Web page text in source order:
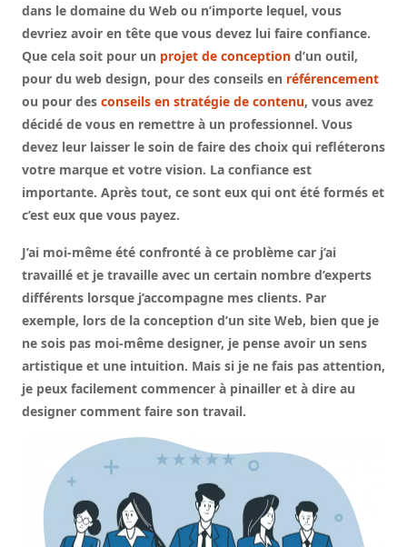
dans le domaine du Web ou n’importe lequel, vous
devriez avoir en tête que vous devez lui faire confiance.
Que cela soit pour un projet de conception d’un outil,
pour du web design, pour des conseils en référencement
ou pour des conseils en stratégie de contenu, vous avez
décidé de vous en remettre à un professionnel. Vous
devez leur laisser le soin de faire des choix qui refléterons
votre marque et votre vision. La confiance est
importante. Après tout, ce sont eux qui ont été formés et
c’est eux que vous payez.
J’ai moi-même été confronté à ce problème car j’ai
travaillé et je travaille avec un certain nombre d’experts
différents lorsque j’accompagne mes clients. Par
exemple, lors de la conception d’un site Web, bien que je
ne sois pas moi-même designer, je pense avoir un sens
artistique et une intuition. Mais si je ne fais pas attention,
je peux facilement commencer à pinailler et à dire au
designer comment faire son travail.